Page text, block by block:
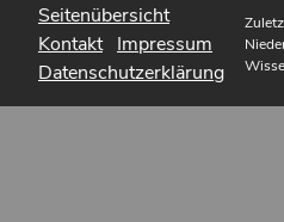
Seitenübersicht
Kontakt Impressum
Datenschutzerklärung